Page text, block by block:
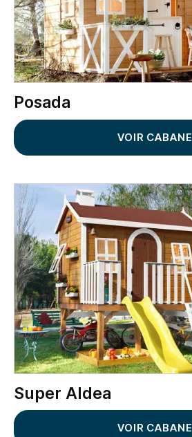
Posada
VOIR CABANE
Super Aldea
VOIR CABANE